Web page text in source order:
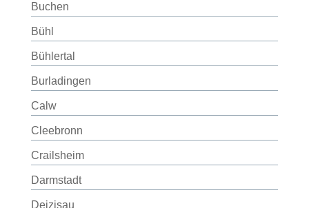
Buchen
Bühl
Bühlertal
Burladingen
Calw
Cleebronn
Crailsheim
Darmstadt
Deizisau